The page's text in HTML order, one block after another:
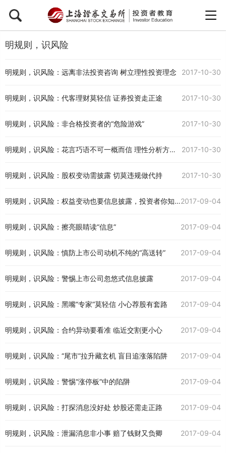
明规则，识风险
2017-10-30
明规则，识风险：远离非法投资咨询 树立理性投资理念
2017-10-30
明规则，识风险：代客理财莫轻信 证券投资走正途
2017-10-30
明规则，识风险：非合格投资者的“危险游戏”
2017-10-30
明规则，识风险：花言巧语不可一概而信 理性分析方能去伪存真
2017-10-30
明规则，识风险：股权变动需披露 切莫违规做代持
2017-09-04
明规则，识风险：权益变动也要信息披露，投资者你知道吗？
2017-09-04
明规则，识风险：擦亮眼睛读“信息”
2017-09-04
明规则，识风险：慎防上市公司动机不纯的“高送转”
2017-09-04
明规则，识风险：警惕上市公司忽悠式信息披露
2017-09-04
明规则，识风险：黑嘴“专家”莫轻信 小心荐股有套路
2017-09-04
明规则，识风险：合约异动要看准 临近交割更小心
2017-09-04
明规则，识风险：“尾市”拉升藏玄机 盲目追涨落陷阱
2017-09-04
明规则，识风险：警惕“涨停板”中的陷阱
2017-09-04
明规则，识风险：打探消息没好处 炒股还需走正路
2017-09-04
明规则，识风险：泄漏消息非小事 赔了钱财又负卿